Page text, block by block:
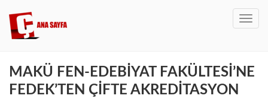
MAKÜ FEN-EDEBİYAT FAKÜLTESİ’NE
FEDEK’TEN ÇİFTE AKREDİTASYON